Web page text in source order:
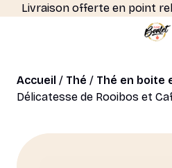
Livraison offerte en point
Accueil / Thé / Thé en boite
Délicatesse de Rooibos et